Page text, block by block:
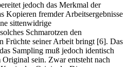
jedoch das Merkmal der
Kopieren fremder Arbeitsergebnisse
sittenwidrige
Schmarotzen den
Früchte seiner Arbeit bringt [6]. Das
Sampling muß jedoch identisch
sein. Zwar entsteht nach